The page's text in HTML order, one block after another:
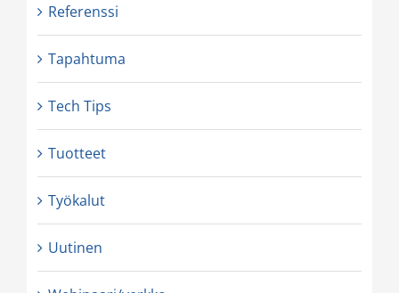
Referenssi
Tapahtuma
Tech Tips
Tuotteet
Työkalut
Uutinen